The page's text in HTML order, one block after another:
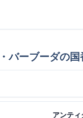
バーブーダの
アンテ